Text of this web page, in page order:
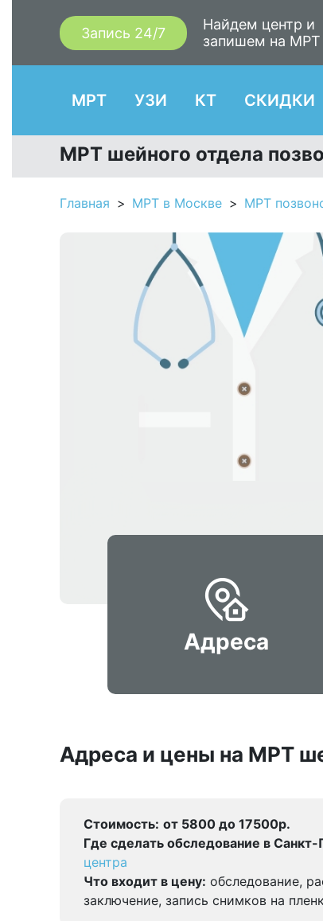
Запись 24/7
Найдем центр и
запишем на
МРТ УЗИ КТ СКИДКИ
МРТ шейного отдела
Главная МРТ в Москве МРТ
Адреса
Адреса и цены на МРТ
Стоимость: от 5800 до 17500р.
Где сделать обследование в Санкт-
центра
Что входит в цену: обследование,
заключение, запись снимков на